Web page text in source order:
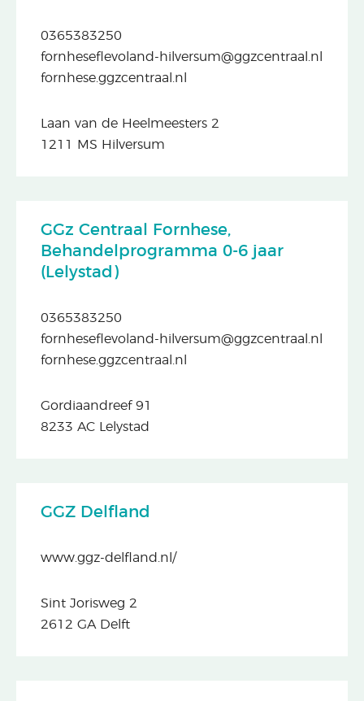
0365383250
fornheseflevoland-hilversum@ggzcentraal.nl
fornhese.ggzcentraal.nl
Laan van de Heelmeesters 2
1211 MS Hilversum
GGz Centraal Fornhese,
Behandelprogramma 0-6 jaar
(Lelystad)
0365383250
fornheseflevoland-hilversum@ggzcentraal.nl
fornhese.ggzcentraal.nl
Gordiaandreef 91
8233 AC Lelystad
GGZ Delfland
www.ggz-delfland.nl/
Sint Jorisweg 2
2612 GA Delft